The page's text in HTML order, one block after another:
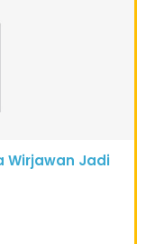
Wirjawan Jadi